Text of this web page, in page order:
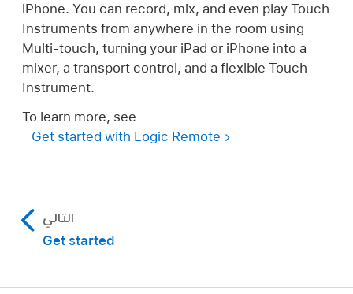
iPhone. You can record, mix, and even play Touch
Instruments from anywhere in the room using
Multi-touch, turning your iPad or iPhone into a
mixer, a transport control, and a flexible Touch
Instrument.
To learn more, see
Get started with Logic Remote
التالي
Get started